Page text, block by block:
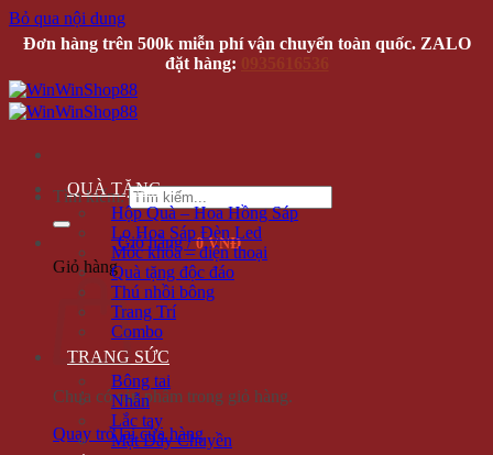
Bỏ qua nội dung
Đơn hàng trên 500k miễn phí vận chuyển toàn quốc. ZALO
đặt hàng:
Tìm kiếm:
Giỏ hàng /0 VNĐ
Giỏ hàng
Chưa có sản phẩm trong giỏ hàng.
Quay trở lại cửa hàng
QUÀ TẶNG
Hộp Quà – Hoa Hồng Sáp
Lọ Hoa Sáp Đèn Led
Móc khóa – điện thoại
Quà tặng độc đáo
Thú nhồi bông
Trang Trí
Combo
TRANG SỨC
Bông tai
Nhẫn
Lắc tay
Mặt Dây Chuyền